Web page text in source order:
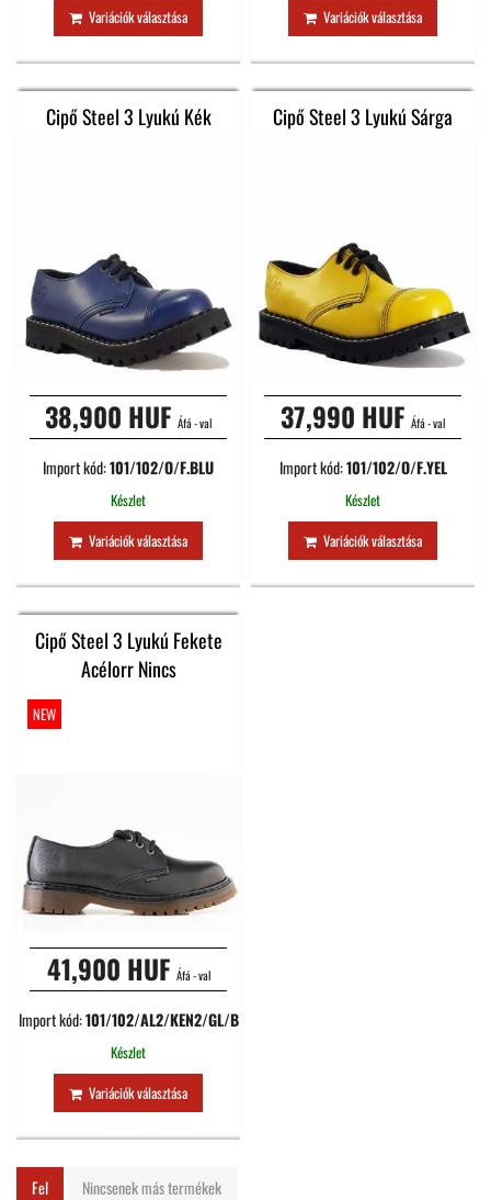
Variációk választása
Variációk választása
Cipő Steel 3 Lyukú Kék
38,900 HUF Áfá - val
Import kód:101/102/O/F.BLU
Készlet
Variációk választása
Cipő Steel 3 Lyukú Sárga
37,990 HUF Áfá - val
Import kód:101/102/O/F.YEL
Készlet
Variációk választása
Cipő Steel 3 Lyukú Fekete
Acélorr Nincs
NEW
41,900 HUF Áfá - val
Import kód:101/102/AL2/KEN2/GL/B
Készlet
Variációk választása
Fel Nincsenek más termékek